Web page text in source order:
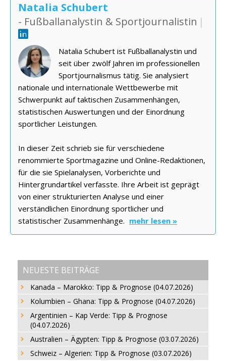
Natalia Schubert
- Fußballanalystin & Sportjournalistin |
Natalia Schubert ist Fußballanalystin und
seit über zwölf Jahren im professionellen
Sportjournalismus tätig. Sie analysiert
nationale und internationale Wettbewerbe mit
Schwerpunkt auf taktischen Zusammenhängen,
statistischen Auswertungen und der Einordnung
sportlicher Leistungen.
In dieser Zeit schrieb sie für verschiedene
renommierte Sportmagazine und Online-Redaktionen,
für die sie Spielanalysen, Vorberichte und
Hintergrundartikel verfasste. Ihre Arbeit ist geprägt
von einer strukturierten Analyse und einer
verständlichen Einordnung sportlicher und
statistischer Zusammenhänge. mehr lesen »
NEUESTE BEITRÄGE
Kanada – Marokko: Tipp & Prognose (04.07.2026)
Kolumbien – Ghana: Tipp & Prognose (04.07.2026)
Argentinien – Kap Verde: Tipp & Prognose
(04.07.2026)
Australien – Ägypten: Tipp & Prognose (03.07.2026)
Schweiz – Algerien: Tipp & Prognose (03.07.2026)